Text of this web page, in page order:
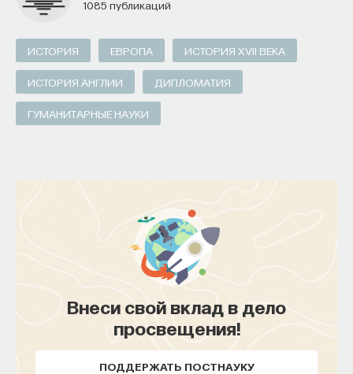
1085 публикаций
ИСТОРИЯ ЕВРОПА ИСТОРИЯ XVII ВЕКА
ИСТОРИЯ АНГЛИИ ДИПЛОМАТИЯ
ГУМАНИТАРНЫЕ НАУКИ
Внеси свой вклад в дело
просвещения!
ПОДДЕРЖАТЬ ПОСТНАУКУ